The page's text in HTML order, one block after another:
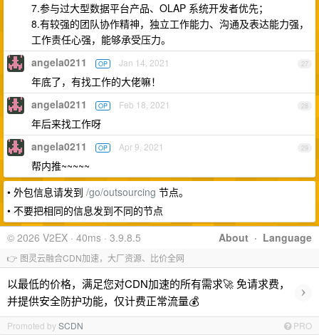
7.参与过大型数据平台产品、OLAP 系统开发者优先；
8.有较强的团队协作精神，独立工作能力、沟通及表达能力强，
工作责任心强，能够承受压力。
27
angela0211 OP Jan 14, 2021
年底了，有找工作的大佬嘛！
28
angela0211 OP Feb 18, 2021
年后来找工作呀
29
angela0211 OP Apr 9, 2021
帮内推~~~~~
• 外包信息请发到 /go/outsourcing 节点。
• 不要把相同的信息发到不同的节点
About · Language
© 2026 V2EX · 40ms · 3.9.8.5
👉 图灵云融合CDN加速，大厂资源、比价全网
以最低的价格，满足您对CDN加速的所有需求🚀 免请求费，
并提供安全防护功能，仅计费正常流量💰
›
Promoted bySCDN PRO